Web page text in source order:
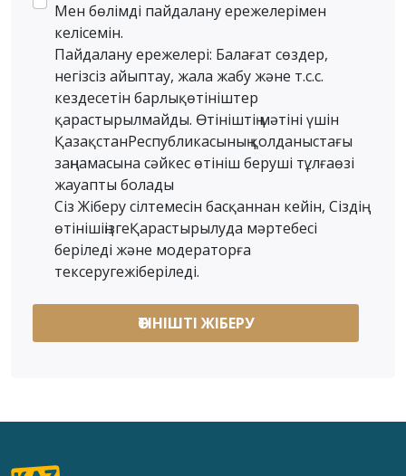
Мен бөлімді пайдалану ережелерімен
келісемін.
Пайдалану ережелері: Балағат сөздер,
негізсіз айыптау, жала жабу және т.с.с.
кездесетін барлықөтініштер
қарастырылмайды. Өтініштің мәтіні үшін
ҚазақстанРеспубликасының қолданыстағы
заңнамасына сәйкес өтініш беруші тұлғаөзі
жауапты болады
Сіз Жіберу сілтемесін басқаннан кейін, Сіздің
өтінішіңізгеҚарастырылуда мәртебесі
беріледі және модераторға
тексеругежіберіледі.